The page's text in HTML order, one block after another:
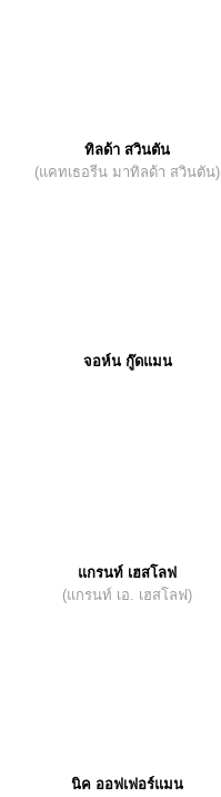
ทิลด้า สวินตัน
(แคทเธอรีน มาทิลด้า สวินตัน)
จอห์น กู๊ดแมน
แกรนท์ เฮสโลฟ
(แกรนท์ เอ. เฮสโลฟ)
นิค ออฟเฟอร์แมน